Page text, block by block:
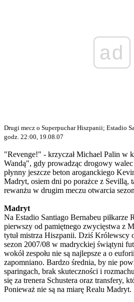
ad
Drugi mecz o Superpuchar Hiszpanii; Estadio
godz. 22:00, 19.08.07
"Revenge!" - krzyczał Michael Palin w
Wandą", gdy prowadząc drogowy
płynny jeszcze beton aroganckiego
Madryt, osiem dni po porażce z Sevillą,
rewanżu w drugim meczu otwarcia
Madryt
Na Estadio Santiago Bernabeu piłkarze
pierwszy od pamiętnego zwycięstwa z
tytuł mistrza Hiszpanii. Dziś Królewscy
sezon 2007/08 w madryckiej świątyni
wokół zespołu nie są najlepsze a o
zapomniano. Bardzo średnia, by nie
sparingach, brak skuteczności i
się za trenera Schustera oraz transfery,
Ponieważ nie są na miarę Realu Madryt.